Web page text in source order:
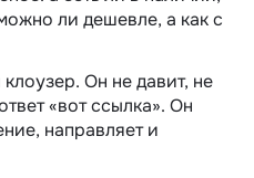
ли дешевле, а как с
Он не давит, не
«вот ссылка». Он
направляет и